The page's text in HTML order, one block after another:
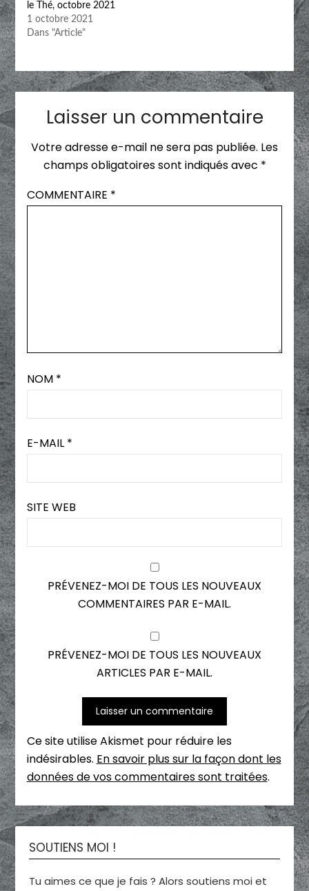
le Thé, octobre 2021
1 octobre 2021
Dans "Article"
Laisser un commentaire
Votre adresse e-mail ne sera pas publiée. Les
champs obligatoires sont indiqués avec *
COMMENTAIRE *
NOM *
E-MAIL *
SITE WEB
PRÉVENEZ-MOI DE TOUS LES NOUVEAUX
COMMENTAIRES PAR E-MAIL.
PRÉVENEZ-MOI DE TOUS LES NOUVEAUX
ARTICLES PAR E-MAIL.
Ce site utilise Akismet pour réduire les
indésirables. En savoir plus sur la façon dont les
données de vos commentaires sont traitées.
SOUTIENS MOI !
Tu aimes ce que je fais ? Alors soutiens moi et